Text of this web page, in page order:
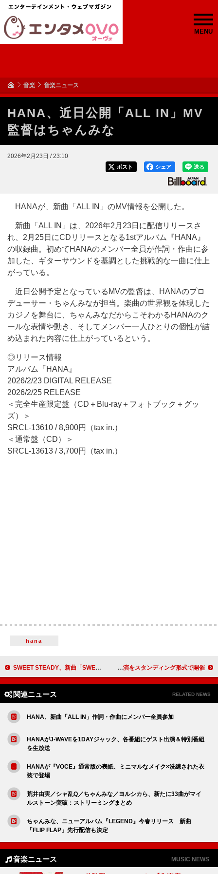
MENU
音楽 音楽ニュース
HANA、近日公開「ALL IN」MV
監督はちゃんみな
2026年2月23日 / 23:10
送る
シェア
ポスト
HANAが、新曲「ALL IN」のMV情報を公開した。
新曲「ALL IN」は、2026年2月23日に配信リリースさ
れ、2月25日にCDリリースとなる1stアルバム『HANA』
の収録曲。初めてHANAのメンバー全員が作詞・作曲に参
加した、ギターサウンドを基調とした挑戦的な一曲に仕上
がっている。
近日公開予定となっているMVの監督は、HANAのプロ
デューサー・ちゃんみなが担当。楽曲の世界観を体現した
カジノを舞台に、ちゃんみなだからこそわかるHANAのク
ールな表情や動き、そしてメンバー一人ひとりの個性が詰
め込まれた内容に仕上がっているという。
◎リリース情報
アルバム『HANA』
2026/2/23 DIGITAL RELEASE
2026/2/25 RELEASE
＜完全生産限定盤（CD＋Blu-ray＋フォトブック＋グッ
ズ）＞
SRCL-13610 / 8,900円（tax in.）
＜通常盤（CD）＞
SRCL-13613 / 3,700円（tax in.）
hana
SWEET STEADY、新曲「SWEET STEP」MVテーマは“真夜中の館で行われる秘密のパレード” THE ORAL CIGARETTES、FC限定アリーナ公演をスタンディング形式で開催
関連ニュース RELATED NEWS
HANA、新曲「ALL IN」作詞・作曲にメンバー全員参加
HANAがJ-WAVEを1DAYジャック、各番組にゲスト出演＆特別番組
を生放送
HANAが『VOCE』通常版の表紙、ミニマルなメイク×洗練された衣
装で登場
荒井由実／シャ乱Q／ちゃんみな／ヨルシカら、新たに33曲がマイ
ルストーン突破：ストリーミングまとめ
ちゃんみな、ニューアルバム『LEGEND』今春リリース 新曲
「FLIP FLAP」先行配信も決定
音楽ニュース MUSIC NEWS